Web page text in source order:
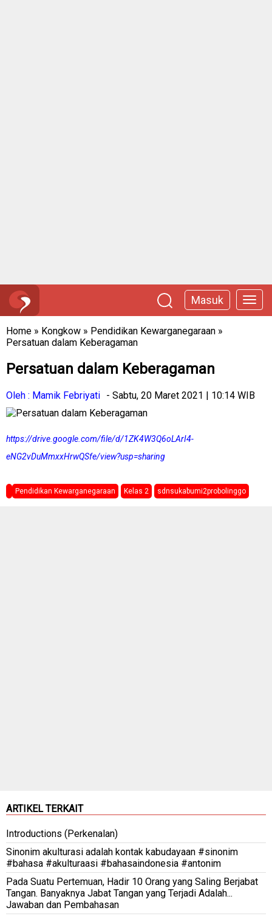
Masuk
Home » Kongkow » Pendidikan Kewarganegaraan »
Persatuan dalam Keberagaman
Persatuan dalam Keberagaman
Oleh : Mamik Febriyati - Sabtu, 20 Maret 2021 | 10:14 WIB
https://drive.google.com/file/d/1ZK4W3Q6oLArI4-
eNG2vDuMmxxHrwQSfe/view?usp=sharing
Pendidikan Kewarganegaraan Kelas 2 sdnsukabumi2probolinggo
ARTIKEL TERKAIT
Introductions (Perkenalan)
Sinonim akulturasi adalah kontak kabudayaan #sinonim
#bahasa #akulturaasi #bahasaindonesia #antonim
Pada Suatu Pertemuan, Hadir 10 Orang yang Saling Berjabat
Tangan. Banyaknya Jabat Tangan yang Terjadi Adalah...
Jawaban dan Pembahasan